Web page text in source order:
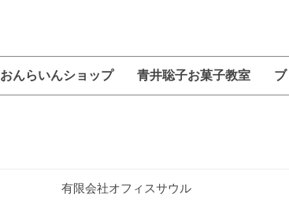
おんらいんショップ 青井聡子お菓子教室
有限会社オフィスサウル